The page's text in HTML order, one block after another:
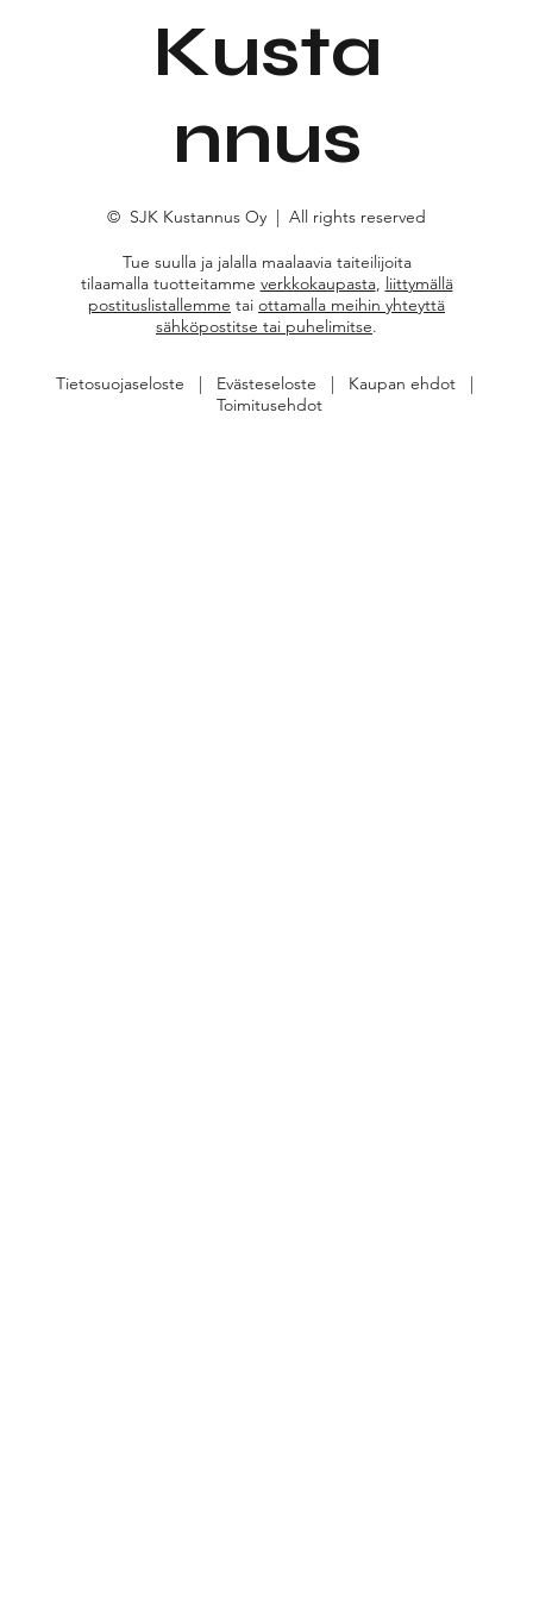
Kusta
nnus
© SJK Kustannus Oy | All rights reserved
Tue suulla ja jalalla maalaavia taiteilijoita
tilaamalla tuotteitamme verkkokaupasta, liittymällä
postituslistallemme tai ottamalla meihin yhteyttä
sähköpostitse tai puhelimitse.
Tietosuojaseloste | Evästeseloste | Kaupan ehdot |
Toimitusehdot